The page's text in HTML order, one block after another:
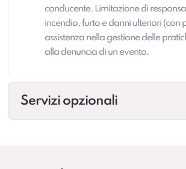
conducente. Limitazione di
incendio, furto e danni ulteriori (con
assistenza nella gestione delle
alla denuncia di un evento.
Servizi opzionali